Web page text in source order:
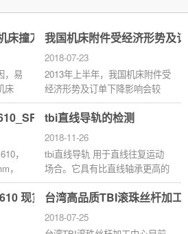
撞刀
，易
床
工的
，使
我国机床附件受经济形势及
2018-07-23
2013年上半年，我国机床附件受
经济形势及订单下降影响会较
大，但随着世界经济不断复苏，
我国机床产品出口有望达到
15%。而时间相隔不远，德国机
床制...
代理商正品官网
，
，
高，
、
tbi直线导轨的检测
2018-11-26
tbi直线导轨 用于直线往复运动
场合。它具有比直线轴承更高的
额定载荷，并能承受一定的扭
矩。它能在高负荷下实现高精度
的直线运动。 1、导向精度 导
向...
现货定制加工
台湾高品质TBI滚珠丝杆加
2018-07-25